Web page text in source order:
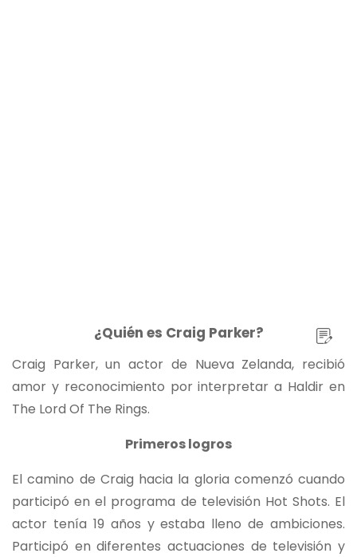
¿Quién es Craig Parker?
Craig Parker, un actor de Nueva Zelanda, recibió
amor y reconocimiento por interpretar a Haldir en
The Lord Of The Rings.
Primeros logros
El camino de Craig hacia la gloria comenzó cuando
participó en el programa de televisión Hot Shots. El
actor tenía 19 años y estaba lleno de ambiciones.
Participó en diferentes actuaciones de televisión y